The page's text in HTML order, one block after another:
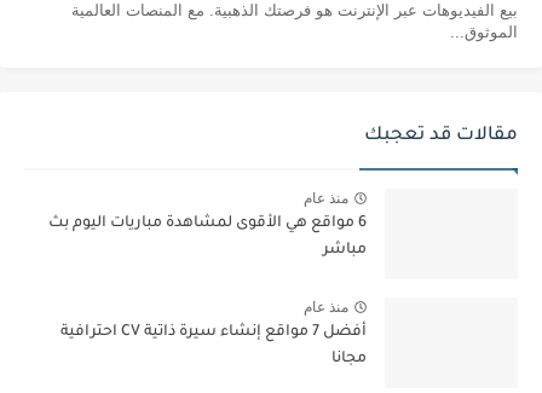
بيع الفيديوهات عبر الإنترنت هو فرصتك الذهبية. مع المنصات العالمية
الموثوق...
مقالات قد تعجبك
منذ عام
6 مواقع هي الأقوى لمشاهدة مباريات اليوم بث
مباشر
منذ عام
أفضل 7 مواقع إنشاء سيرة ذاتية CV احترافية
مجانا